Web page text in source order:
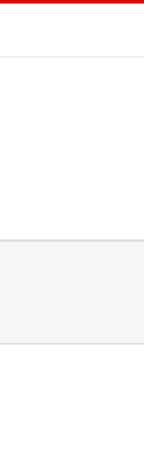
springen